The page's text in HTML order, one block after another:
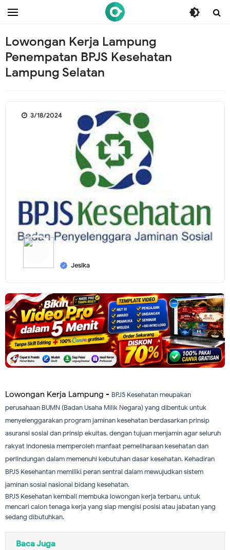
/* ganti br end */
Lowongan Kerja Lampung
Penempatan BPJS Kesehatan
Lampung Selatan
Jesika
3/18/2024
Lowongan Kerja Lampung - BPJS Kesehatan meupakan
perusahaan BUMN (Badan Usaha Milik Negara) yang dibentuk untuk
menyelenggarakan program jaminan kesehatan berdasarkan prinsip
asuransi sosial dan prinsip ekuitas, dengan tujuan menjamin agar seluruh
rakyat Indonesia memperoleh manfaat pemeliharaan kesehatan dan
perlindungan dalam memenuhi kebutuhan dasar kesehatan. Kehadiran
BPJS Kesehantan memiliki peran sentral dalam mewujudkan sistem
jaminan sosial nasional bidang kesehatan.
BPJS Kesehatan kembali membuka lowongan kerja terbaru, untuk
mencari calon tenaga kerja yang siap mengisi posisi atau jabatan yang
sedang dibutuhkan.
Baca Juga